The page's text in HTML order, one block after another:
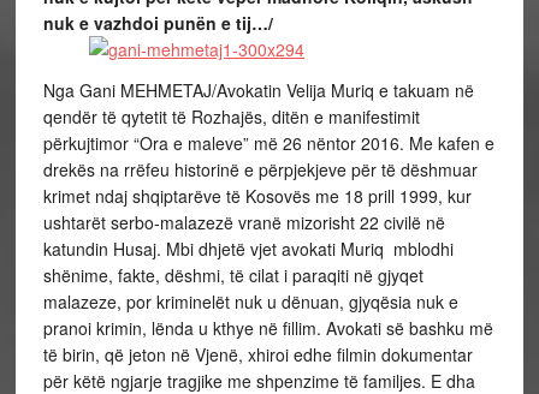
nuk e vazhdoi punën e tij…/
Nga Gani MEHMETAJ/Avokatin Velija Muriq e takuam në
qendër të qytetit të Rozhajës, ditën e manifestimit
përkujtimor “Ora e maleve” më 26 nëntor 2016. Me kafen e
drekës na rrëfeu historinë e përpjekjeve për të dëshmuar
krimet ndaj shqiptarëve të Kosovës me 18 prill 1999, kur
ushtarët serbo-malazezë vranë mizorisht 22 civilë në
katundin Husaj. Mbi dhjetë vjet avokati Muriq mblodhi
shënime, fakte, dëshmi, të cilat i paraqiti në gjyqet
malazeze, por kriminelët nuk u dënuan, gjyqësia nuk e
pranoi krimin, lënda u kthye në fillim. Avokati së bashku më
të birin, që jeton në Vjenë, xhiroi edhe filmin dokumentar
për këtë ngjarje tragjike me shpenzime të familjes. E dha